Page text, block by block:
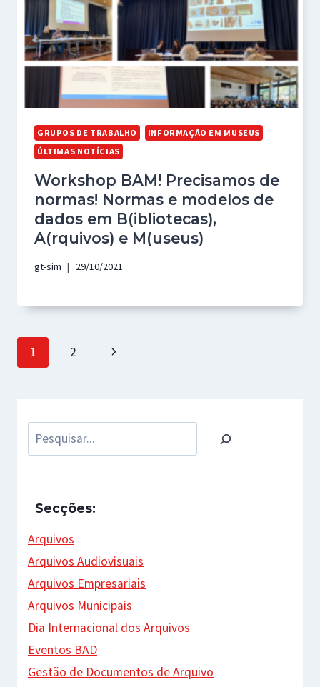
GRUPOS DE TRABALHO
INFORMAÇÃO EM MUSEUS
ÚLTIMAS NOTÍCIAS
Workshop BAM! Precisamos de
normas! Normas e modelos de
dados em B(ibliotecas),
A(rquivos) e M(useus)
gt-sim 29/10/2021
Page
1 2
Next
Pesquisar
Secções:
Arquivos
Arquivos Audiovisuais
Arquivos Empresariais
Arquivos Municipais
Dia Internacional dos Arquivos
Eventos BAD
Gestão de Documentos de Arquivo